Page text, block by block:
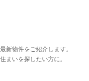
新物件をご紹介します。
まいを探したい方に。